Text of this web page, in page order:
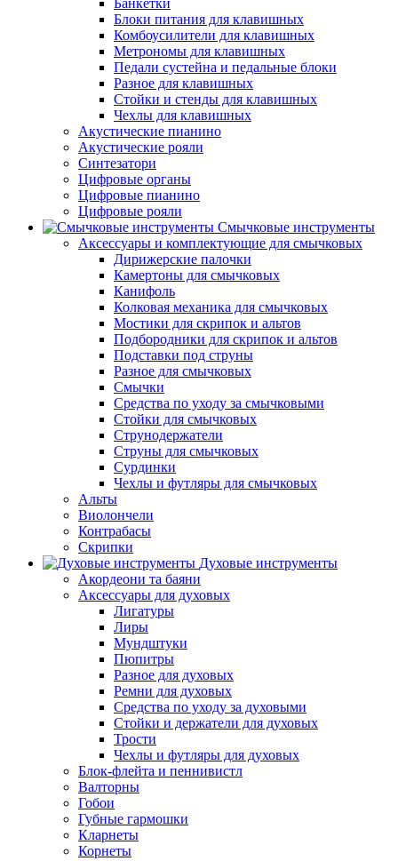
Банкетки
Блоки питания для клавишных
Комбоусилители для клавишных
Метрономы для клавишных
Педали сустейна и педальные блоки
Разное для клавишных
Стойки и стенды для клавишных
Чехлы для клавишных
Акустические пианино
Акустические рояли
Синтезатори
Цифровые органы
Цифровые пианино
Цифровые рояли
Смычковые инструменты
Аксессуары и комплектующие для смычковых
Дирижерские палочки
Камертоны для смычковых
Канифоль
Колковая механика для смычковых
Мостики для скрипок и альтов
Подбородники для скрипок и альтов
Подставки под струны
Разное для смычковых
Смычки
Средства по уходу за смычковыми
Стойки для смычковых
Струнодержатели
Струны для смычковых
Сурдинки
Чехлы и футляры для смычковых
Альты
Виолончели
Контрабасы
Скрипки
Духовые инструменты
Акордеони та баяни
Аксессуары для духовых
Лигатуры
Лиры
Мундштуки
Пюпитры
Разное для духовых
Ремни для духовых
Средства по уходу за духовыми
Стойки и держатели для духовых
Трости
Чехлы и футляры для духовых
Блок-флейта и пеннивистл
Валторны
Гобои
Губные гармошки
Кларнеты
Корнеты